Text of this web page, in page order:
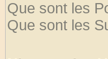
Que sont les
Que sont les